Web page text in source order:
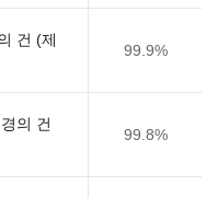
건 (제
99.9%
의 건
99.8%